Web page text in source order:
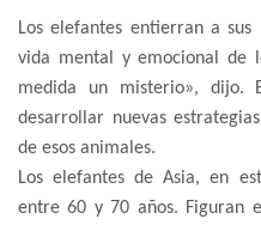
Los elefantes entierran a
vida mental y emocional de
medida un misterio», dijo.
desarrollar nuevas
de esos animales.
Los elefantes de Asia, en
entre 60 y 70 años. Figuran